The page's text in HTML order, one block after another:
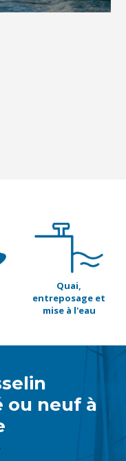
Quai,
entreposage et
mise à l'eau
ou neuf à